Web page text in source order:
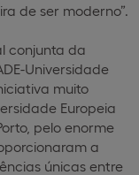
de ser moderno”.
conjunta da
Universidade
muito
Europeia
pelo enorme
a
únicas entre